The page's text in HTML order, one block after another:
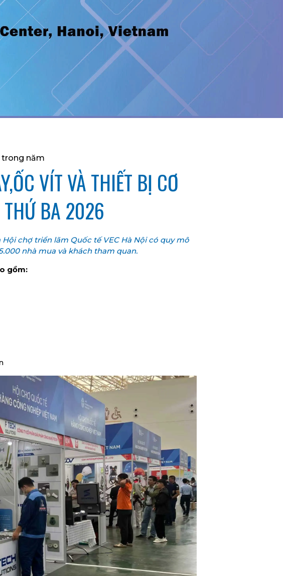
trong năm
VÍT VÀ THIẾT BỊ CƠ
THỨ BA 2026
chợ triển lãm Quốc tế VEC Hà Nội có quy mô
nhà mua và khách tham quan.
gồm: